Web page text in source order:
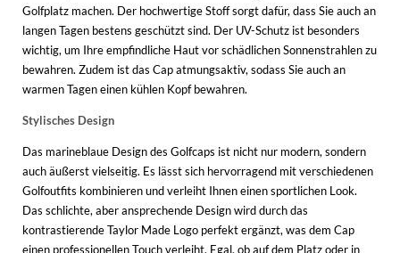
Golfplatz machen. Der hochwertige Stoff sorgt dafür, dass Sie auch an
langen Tagen bestens geschützt sind. Der UV-Schutz ist besonders
wichtig, um Ihre empfindliche Haut vor schädlichen Sonnenstrahlen zu
bewahren. Zudem ist das Cap atmungsaktiv, sodass Sie auch an
warmen Tagen einen kühlen Kopf bewahren.
Stylisches Design
Das marineblaue Design des Golfcaps ist nicht nur modern, sondern
auch äußerst vielseitig. Es lässt sich hervorragend mit verschiedenen
Golfoutfits kombinieren und verleiht Ihnen einen sportlichen Look.
Das schlichte, aber ansprechende Design wird durch das
kontrastierende Taylor Made Logo perfekt ergänzt, was dem Cap
einen professionellen Touch verleiht. Egal, ob auf dem Platz oder in